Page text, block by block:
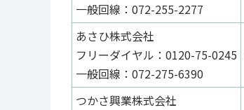
一般回線：072-255-2277
あさひ株式会社
フリーダイヤル：0120-75-0245
一般回線：072-275-6390
つかさ興業株式会社